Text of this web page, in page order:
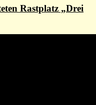
Rastplatz „Drei